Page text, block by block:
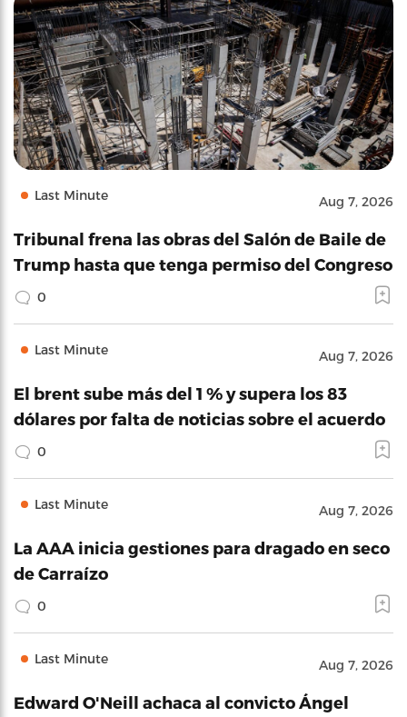
Last Minute Aug 7, 2026
Tribunal frena las obras del Salón de Baile de
Trump hasta que tenga permiso del Congreso
0
Last Minute Aug 7, 2026
El brent sube más del 1 % y supera los 83
dólares por falta de noticias sobre el acuerdo
0
Last Minute Aug 7, 2026
La AAA inicia gestiones para dragado en seco
de Carraízo
0
Last Minute Aug 7, 2026
Edward O'Neill achaca al convicto Ángel